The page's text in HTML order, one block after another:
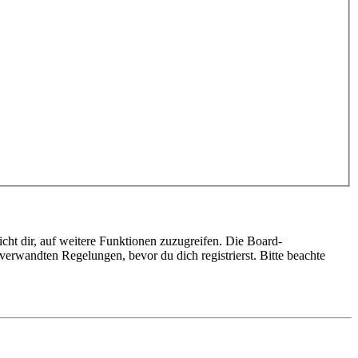
dir, auf weitere Funktionen zuzugreifen. Die Board-
Regelungen, bevor du dich registrierst. Bitte beachte